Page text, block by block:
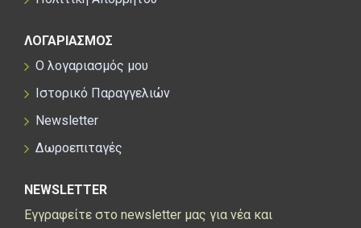
ΛΟΓΑΡΙΑΣΜΟΣ
Ο λογαριασμός μου
Ιστορικό Παραγγελιών
Newsletter
Δωροεπιταγές
NEWSLETTER
Εγγραφείτε στο newsletter μας για νέα και